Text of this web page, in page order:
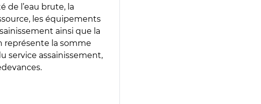
de l’eau brute, la
les équipements
ainsi que la
représente la somme
service assainissement,